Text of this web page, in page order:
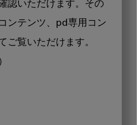
認いただけます。その
ンテンツ、pd専用コン
ご覧いただけます。